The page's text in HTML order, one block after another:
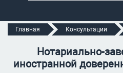
Главная Консультации
Нотариально-
иностранной